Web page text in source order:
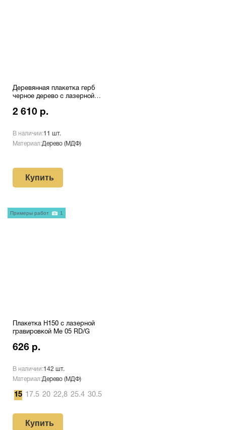
Деревянная плакетка герб
черное дерево с лазерной
2 610 р.
В наличии:11 шт.
Материал:Дерево (МДФ)
Купить
Плакетка H150 с лазерной
гравировкой Me 05 RD/G
626 р.
В наличии:142 шт.
Материал:Дерево (МДФ)
15 17.5 20 22,8 25.4 30.5
Купить
Примеры работ 1